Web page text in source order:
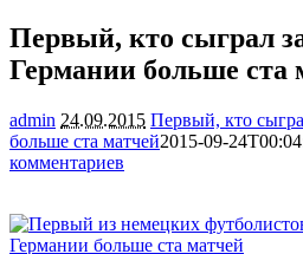
Первый, кто сыграл
Германии больше ста
admin 24.09.2015 Первый, кто
больше ста матчей2015-09-
комментариев